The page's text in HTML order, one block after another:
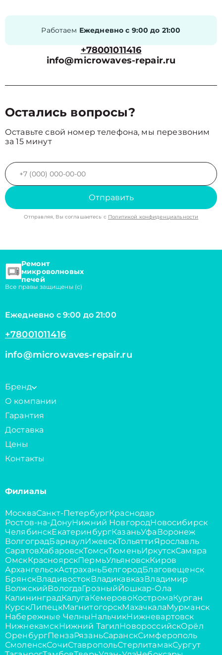
Работаем Ежедневно с 9:00 до 21:00
+78001011416
info@microwaves-repair.ru
Остались вопросы?
Оставьте свой номер телефона, мы перезвоним
за 15 минут
Отправить
Отправляя, Вы соглашаетесь с Политикой конфиденциальности
Ремонт
микроволновых
печей
Все правы защищены (с)
Ежедневно с 9:00 до 21:00
+78001011416
info@microwaves-repair.ru
Бренд
О компании
Гарантия
Доставка
Цены
Контакты
Филиалы
МоскваСанкт-ПетербургКраснодар
Ростов-на-ДонуНижний НовгородНовосибирск
ЧелябинскЕкатеринбургКазаньУфаВоронеж
ВолгоградБарнаулИжевскТольяттиЯрославль
СаратовХабаровскТомскТюменьИркутскСамара
ОмскКрасноярскПермьУльяновскКиров
АрхангельскАстраханьБелгородБлаговещенск
БрянскВладивостокВладикавказВладимир
ВолжскийВологдаГрозныйЙошкар-Ола
КалининградКалугаКемеровоКостромаКурган
КурскЛипецкМагнитогорскМахачкалаМурманск
Набережные ЧелныНальчикНижневартовск
НижнекамскНижний ТагилНовороссийскОрёл
ОренбургПензаРязаньСаранскСимферополь
СмоленскСочиСтавропольСтерлитамакСургут